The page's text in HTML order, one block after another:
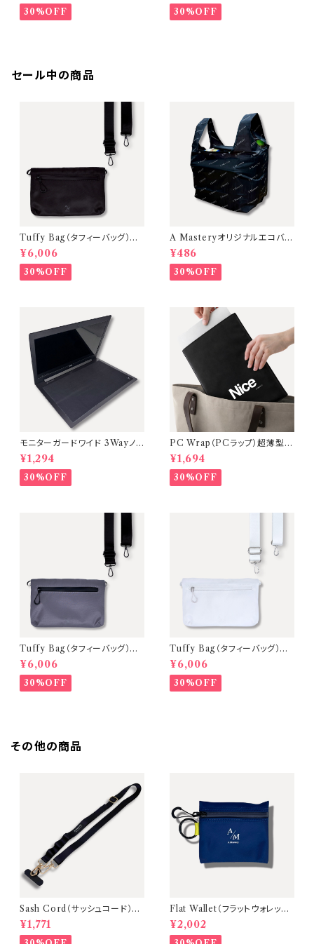
30%OFF
30%OFF
セール中の商品
Tuffy Bag（タフィーバッグ）ミ
ニショルダーバッグ【Black（金
具：Black ／ ストラップ：Blac
k）】
¥6,006
30%OFF
A Masteryオリジナルエコバッ
グ 大容量・お弁当が傾かないマ
チ広設計【単品】
¥486
30%OFF
モニターガードワイド 3Wayノ
ートPC画面保護クロス・マウス
パッド【15.6〜17インチ対応】A
Mastery
¥1,294
30%OFF
PC Wrap（PCラップ）超薄型・
軽量ノートPCケース【カラー：Bl
ack】
¥1,694
30%OFF
Tuffy Bag（タフィーバッグ）ミ
ニショルダーバッグ【D.Gray（金
具：Black ／ ストラップ：Blac
k）】 〈A Mastery Tripシリー
ズ〉
¥6,006
30%OFF
Tuffy Bag（タフィーバッグ）ミ
ニショルダーバッグ【Milky Whi
te（金具：Silver ／ ストラップ：
Milky White）】
¥6,006
30%OFF
その他の商品
Sash Cord（サッシュコード）ス
マホストラップ【カラー：Black
金具：Gold】
¥1,771
Flat Wallet（フラットウォレット）
薄型コンパクトミニ財布【本体：
Navy / タブ：Yellow】
¥2,002